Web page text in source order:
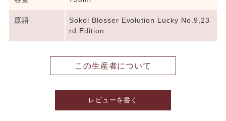
原語
Sokol Blosser Evolution Lucky No.9,23
rd Edition
この生産者について
レビューを書く